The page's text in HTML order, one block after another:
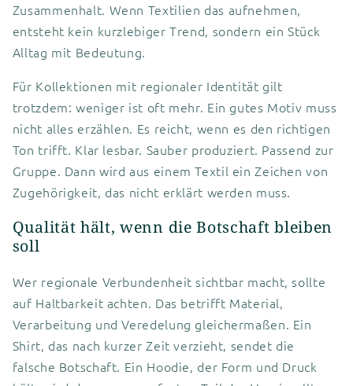
Zusammenhalt. Wenn Textilien das aufnehmen,
entsteht kein kurzlebiger Trend, sondern ein Stück
Alltag mit Bedeutung.
Für Kollektionen mit regionaler Identität gilt
trotzdem: weniger ist oft mehr. Ein gutes Motiv muss
nicht alles erzählen. Es reicht, wenn es den richtigen
Ton trifft. Klar lesbar. Sauber produziert. Passend zur
Gruppe. Dann wird aus einem Textil ein Zeichen von
Zugehörigkeit, das nicht erklärt werden muss.
Qualität hält, wenn die Botschaft bleiben
soll
Wer regionale Verbundenheit sichtbar macht, sollte
auf Haltbarkeit achten. Das betrifft Material,
Verarbeitung und Veredelung gleichermaßen. Ein
Shirt, das nach kurzer Zeit verzieht, sendet die
falsche Botschaft. Ein Hoodie, der Form und Druck